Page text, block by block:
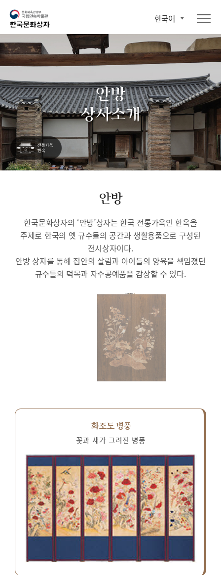
한국어
안방
상자소개
안방
한국문화상자의 ‘안방’상자는 한국 전통가옥인 한옥을
주제로 한국의 옛 규수들의 공간과 생활용품으로 구성된
전시상자이다.
안방 상자를 통해 집안의 살림과 아이들의 양육을 책임졌던
규수들의 덕목과 자수공예품을 감상할 수 있다.
화조도 병풍
꽃과 새가 그려진 병풍